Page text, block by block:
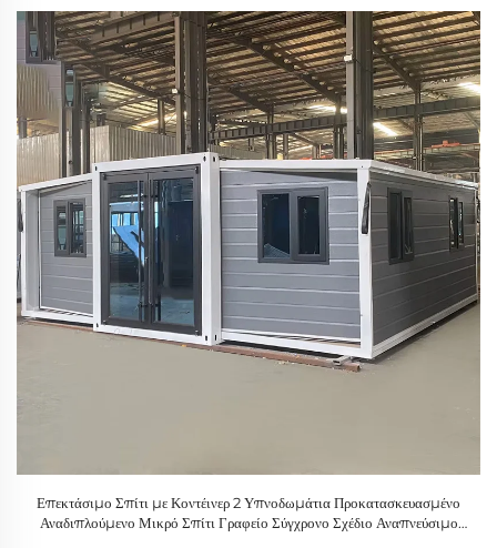
Επεκτάσιμο Σπίτι με Κοντέινερ 2 Υπνοδωμάτια Προκατασκευασμένο
Αναδιπλούμενο Μικρό Σπίτι Γραφείο Σύγχρονο Σχέδιο Αναπνεύσιμο